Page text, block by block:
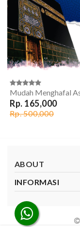
Mudah Menghafal
Rp. 165,000
Rp. 500,000
ABOUT
INFORMASI